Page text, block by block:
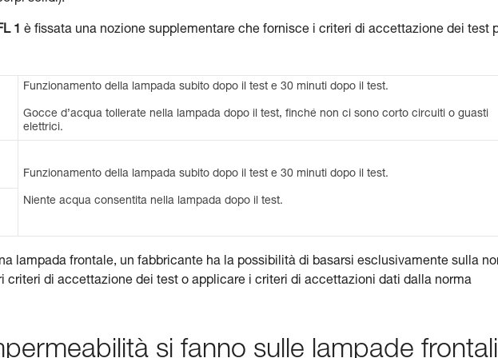
1 è fissata una nozione supplementare che fornisce i criteri di accettazione dei test
Funzionamento della lampada subito dopo il test e 30 minuti dopo il test.
Gocce d’acqua tollerate nella lampada dopo il test, finché non ci sono corto circuiti o guasti
elettrici.
Funzionamento della lampada subito dopo il test e 30 minuti dopo il test.
Niente acqua consentita nella lampada dopo il test.
lampada frontale, un fabbricante ha la possibilità di basarsi esclusivamente sulla
criteri di accettazione dei test o applicare i criteri di accettazioni dati dalla norma
si fanno sulle lampade frontali